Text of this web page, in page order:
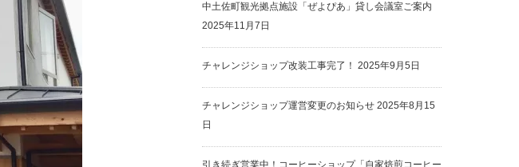
中土佐町観光拠点施設「ぜよぴあ」貸し会議室ご案内
2025年11月7日
チャレンジショップ改装工事完了！ 2025年9月5日
チャレンジショップ運営変更のお知らせ 2025年8月15
日
引き続ぎ営業中！コーヒーショップ「自家焙煎コーヒー